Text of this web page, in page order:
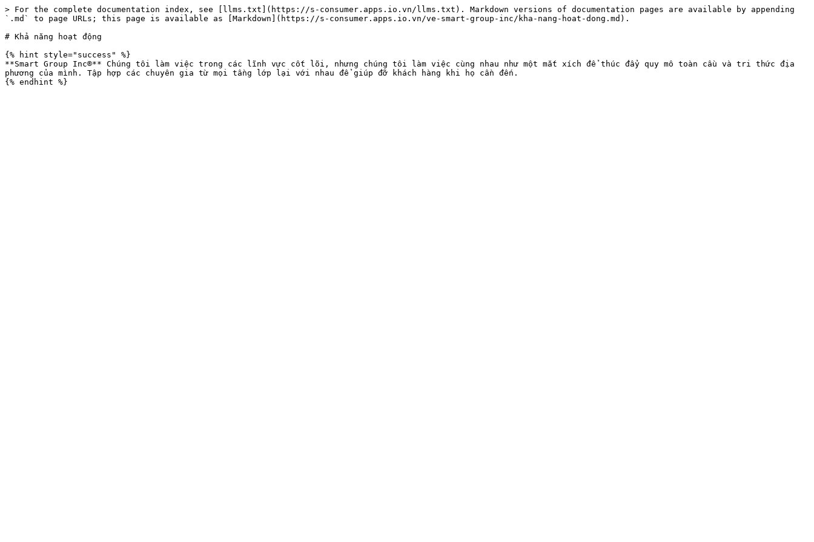
> For the complete documentation index, see [llms.txt](https://s-consumer.apps.io.vn/llms.txt). Markdown versions of documentation pages are available by appending
`.md` to page URLs; this page is available as [Markdown](https://s-consumer.apps.io.vn/ve-smart-group-inc/kha-nang-hoat-dong.md).
# Khả năng hoạt động
{% hint style="success" %}
**Smart Group Inc®** Chúng tôi làm việc trong các lĩnh vực cốt lõi, nhưng chúng tôi làm việc cùng nhau như một mắt xích để thúc đẩy quy mô toàn cầu và tri thức địa
phương của mình. Tập hợp các chuyên gia từ mọi tầng lớp lại với nhau để giúp đỡ khách hàng khi họ cần đến.